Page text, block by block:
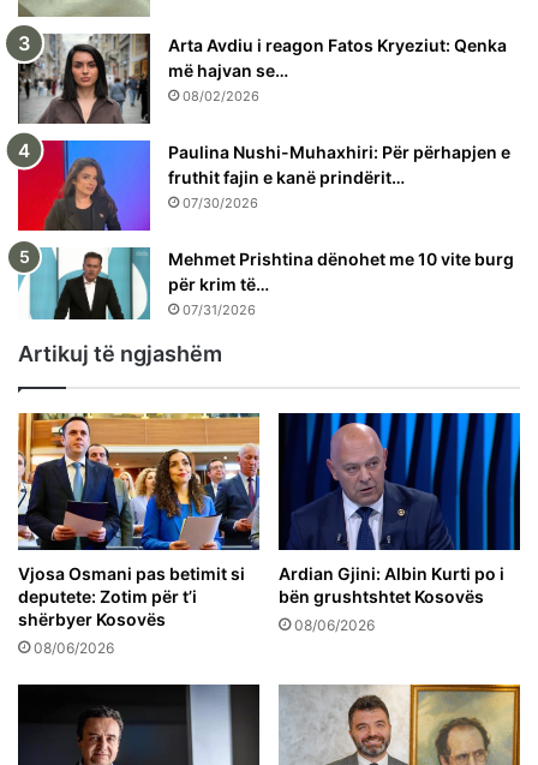
Arta Avdiu i reagon Fatos Kryeziut: Qenka
më hajvan se…
08/02/2026
Paulina Nushi-Muhaxhiri: Për përhapjen e
fruthit fajin e kanë prindërit…
07/30/2026
Mehmet Prishtina dënohet me 10 vite burg
për krim të…
07/31/2026
Artikuj të ngjashëm
Vjosa Osmani pas betimit si
deputete: Zotim për t’i
shërbyer Kosovës
08/06/2026
Ardian Gjini: Albin Kurti po i
bën grushtshtet Kosovës
08/06/2026